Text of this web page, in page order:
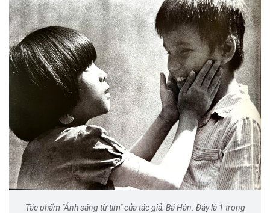
Tác phẩm "Ánh sáng từ tim" của tác giả: Bá Hân. Đây là 1 trong